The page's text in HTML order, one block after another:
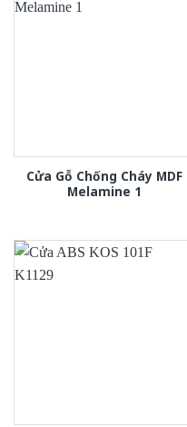
Cửa Gỗ Chống Cháy MDF
Melamine 1